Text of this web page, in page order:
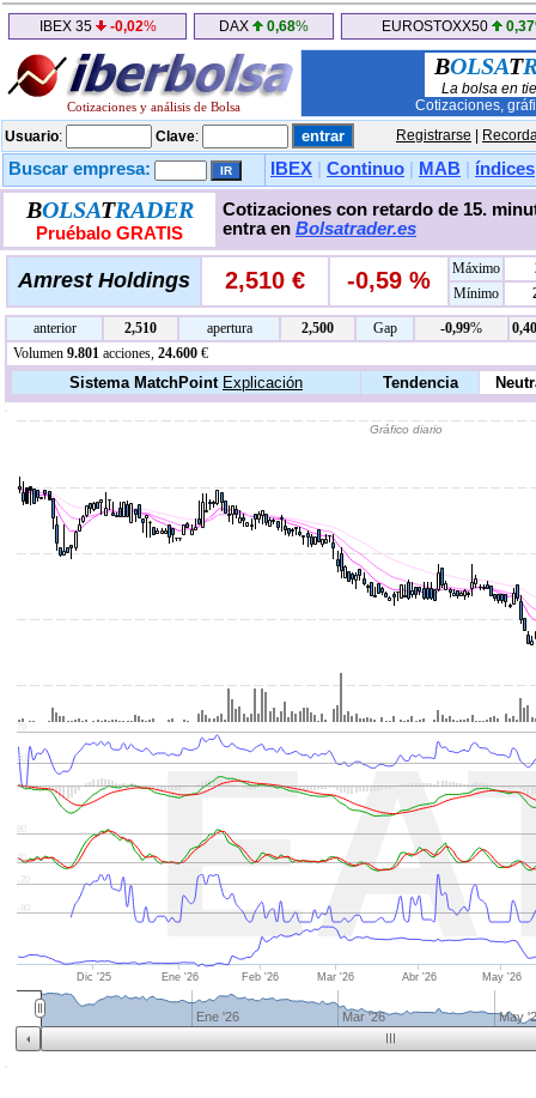
IBEX 35 -0,02% DAX 0,68% EUROSTOXX50 0,37
Cotizaciones y análisis de Bolsa
BOLSAT
La bolsa en
Cotizaciones,
Usuario: Clave: Registrarse
Buscar empresa: IBEX Continuo MAB índices
BOLSATRADER
Pruébalo GRATIS
Cotizaciones con retardo de 15.
entra en Bolsatrader.es
Amrest Holdings 2,510 € -0,59 % Máximo
Mínimo
anterior 2,510 apertura 2,500 Gap -0,99%
0,40
Volumen 9.801 acciones, 24.600 €